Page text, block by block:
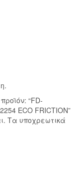
“FD-
ECO FRICTION”
Τα υποχρεωτικά